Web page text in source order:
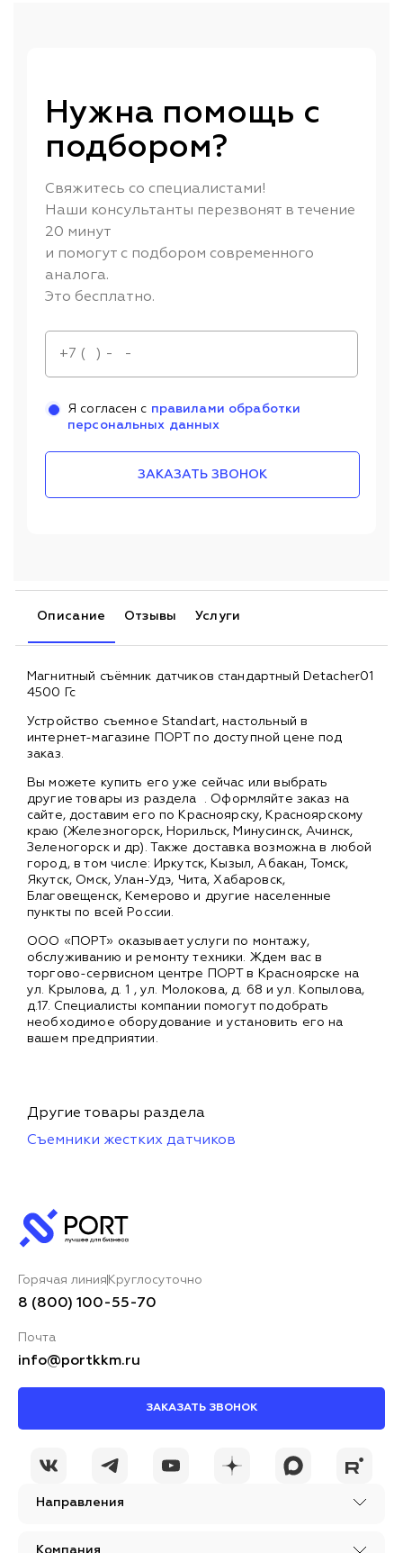
Нужна помощь с
подбором?
Свяжитесь со специалистами!
Наши консультанты перезвонят в течение
20 минут
и помогут с подбором современного
аналога.
Это бесплатно.
Я согласен с правилами обработки
персональных данных
ЗАКАЗАТЬ ЗВОНОК
Описание Отзывы Услуги
Магнитный съёмник датчиков стандартный Detacher01
4500 Гс
Устройство съемное Standart, настольный в
интернет-магазине ПОРТ по доступной цене под
заказ.
Вы можете купить его уже сейчас или выбрать
другие товары из раздела . Оформляйте заказ на
сайте, доставим его по Красноярску, Красноярскому
краю (Железногорск, Норильск, Минусинск, Ачинск,
Зеленогорск и др). Также доставка возможна в любой
город, в том числе: Иркутск, Кызыл, Абакан, Томск,
Якутск, Омск, Улан-Удэ, Чита, Хабаровск,
Благовещенск, Кемерово и другие населенные
пункты по всей России.
ООО «ПОРТ» оказывает услуги по монтажу,
обслуживанию и ремонту техники. Ждем вас в
торгово-сервисном центре ПОРТ в Красноярске на
ул. Крылова, д. 1 , ул. Молокова, д. 68 и ул. Копылова,
д.17. Специалисты компании помогут подобрать
необходимое оборудование и установить его на
вашем предприятии.
Другие товары раздела
Съемники жестких датчиков
Направления
Компания
Горячая линия Круглосуточно
8 (800) 100-55-70
Почта
info@portkkm.ru
ЗАКАЗАТЬ ЗВОНОК